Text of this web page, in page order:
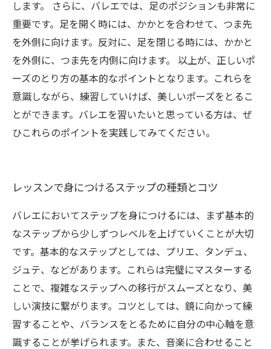
します。 さらに、バレエでは、足のポジションも非常に
重要です。足を開く時には、かかとを合わせて、つま先
を外側に向けます。反対に、足を閉じる時には、かかと
を外側に、つま先を内側に向けます。 以上が、正しいポ
ーズのとり方の基本的なポイントとなります。これらを
意識しながら、練習していけば、美しいポーズをとるこ
とができます。バレエを習いたいと思っている方は、ぜ
ひこれらのポイントを実践してみてください。
レッスンで身につけるステップの種類とコツ
バレエにおいてステップを身につけるには、まず基本的
なステップから少しずつレベルを上げていくことが大切
です。基本的なステップとしては、プリエ、タンデュ、
ジュテ、などがあります。これらは完璧にマスターする
ことで、複雑なステップへの移行がスムーズとなり、美
しい演技に繋がります。コツとしては、鏡に向かって練
習することや、バランスをとるために自分の中心軸を意
識することが挙げられます。また、音楽に合わせること